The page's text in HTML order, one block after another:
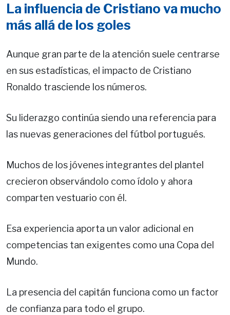
La influencia de Cristiano va mucho
más allá de los goles
Aunque gran parte de la atención suele centrarse
en sus estadísticas, el impacto de Cristiano
Ronaldo trasciende los números.
Su liderazgo continúa siendo una referencia para
las nuevas generaciones del fútbol portugués.
Muchos de los jóvenes integrantes del plantel
crecieron observándolo como ídolo y ahora
comparten vestuario con él.
Esa experiencia aporta un valor adicional en
competencias tan exigentes como una Copa del
Mundo.
La presencia del capitán funciona como un factor
de confianza para todo el grupo.